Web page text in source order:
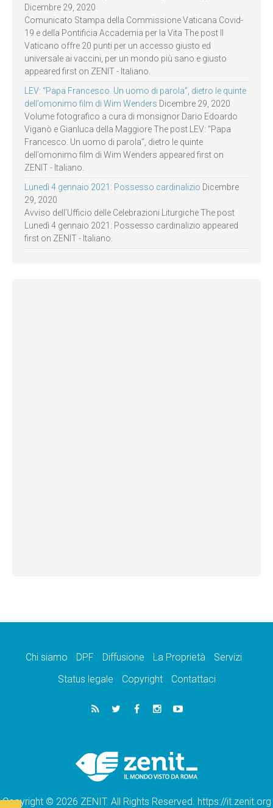
Dicembre 29, 2020
Comunicato Stampa della Commissione Vaticana Covid-
19 e della Pontificia Accademia per la Vita The post Il
Vaticano offre 20 punti per un accesso giusto ed
universale ai vaccini, per un mondo più sano e giusto
appeared first on ZENIT - Italiano.
LEV: “Papa Francesco. Un uomo di parola”, dietro le quinte
dell’omonimo film di Wim Wenders Dicembre 29, 2020
Volume fotografico a cura di monsignor Dario Edoardo
Viganò e Gianluca della Maggiore The post LEV: “Papa
Francesco. Un uomo di parola”, dietro le quinte
dell’omonimo film di Wim Wenders appeared first on
ZENIT - Italiano.
Lunedì 4 gennaio 2021: Possesso cardinalizio Dicembre
29, 2020
Avviso dell’Ufficio delle Celebrazioni Liturgiche The post
Lunedì 4 gennaio 2021: Possesso cardinalizio appeared
first on ZENIT - Italiano.
Chi siamo DPF Diffusione La Proprietà
Servizi
Status legale
Copyright Contattaci
Copyright © 2026 ZENIT. All Rights Reserved. https://it.zenit.org